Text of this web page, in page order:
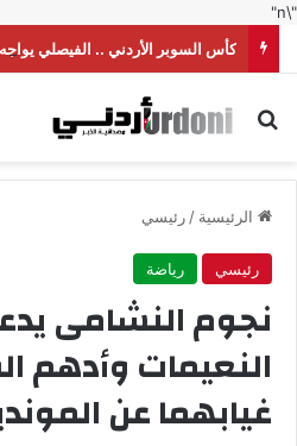
"\n"
بحث عن
الرئيسية /رئيسي
رئيسي رياضة
نجوم النشامى
النعيمات وأدهم
غيابهما عن